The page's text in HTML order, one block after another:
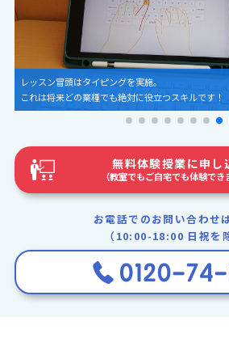
レッスン冒頭はタイピングを実施。
これは将来どの業種でも絶対に役立つスキルです！
無料体験授業に申し
（教室でもご自宅でも体験でき
お電話でのお問い合わせ
（10:00-18:00 日祝を